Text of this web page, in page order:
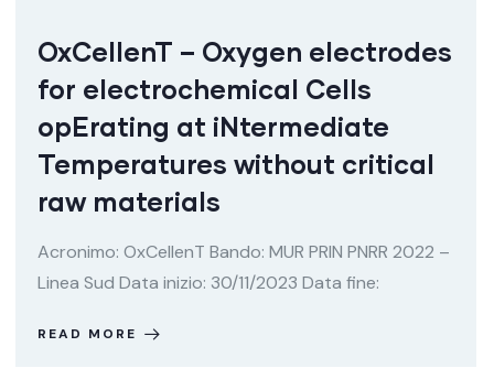
OxCellenT – Oxygen electrodes
for electrochemical Cells
opErating at iNtermediate
Temperatures without critical
raw materials
Acronimo: OxCellenT Bando: MUR PRIN PNRR 2022 –
Linea Sud Data inizio: 30/11/2023 Data fine:
READ MORE